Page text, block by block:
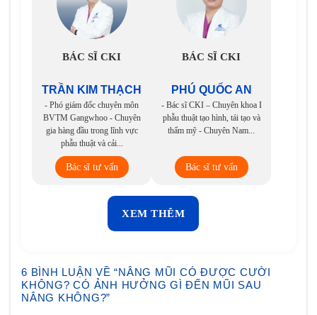
BÁC SĨ CKI
TRẦN KIM THẠCH
- Phó giám đốc chuyên môn
BVTM Gangwhoo - Chuyên
gia hàng đầu trong lĩnh vực
phẫu thuật và cải...
Bác sĩ tư vấn
BÁC SĨ CKI
PHÚ QUỐC AN
- Bác sĩ CKI – Chuyên khoa I
phẫu thuật tạo hình, tái tạo và
thẩm mỹ - Chuyên Nam...
Bác sĩ tư vấn
XEM THÊM
6 BÌNH LUẬN VỀ “NÂNG MŨI CÓ ĐƯỢC CƯỜI
KHÔNG? CÓ ẢNH HƯỞNG GÌ ĐẾN MŨI SAU
NÂNG KHÔNG?”